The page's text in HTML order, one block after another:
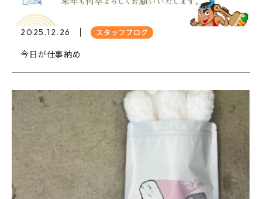
2025.12.26 スタッフブログ
今日が仕事納め